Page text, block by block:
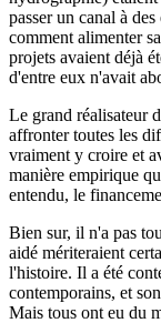
passer un canal à
comment alimenter
projets avaient déjà
d'entre eux n'avait
Le grand réalisateur
affronter toutes les
vraiment y croire et
manière empirique
entendu, le
Bien sur, il n'a pas
aidé mériteraient
l'histoire. Il a été
contemporains, et
Mais tous ont eu du